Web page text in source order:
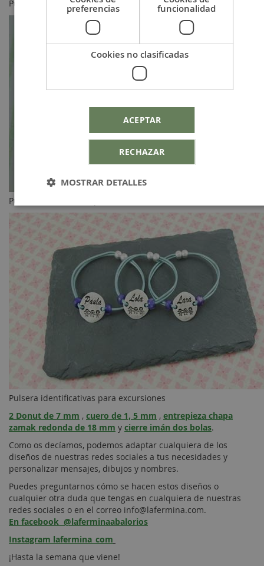
Pulsera identificativa para excursiones
Pulsera identificativa para excursiones
Pulsera identificativas para excursiones
2 Donut de 7 mm , cuero de 1, 5 mm , entrepieza chapa
zamak redonda de 18 mm y cierre imán dos bolas.
Como os decíamos, podemos adaptar cualquiera de los
diseños de nuestras redes sociales a tus necesidades y
personalizar mensajes, dibujos y nombres.
Puedes preguntarnos cómo se hacen estos diseños o
cualquier otra duda que tengas en cualquiera de nuestras
redes sociales o en el correo info@lafermina.com.
En facebook @laferminaabalorios
Instagram lafermina_com
¡Hasta la semana que viene!
preferencias funcionalidad
Cookies no clasificadas
ACEPTAR
RECHAZAR
MOSTRAR DETALLES